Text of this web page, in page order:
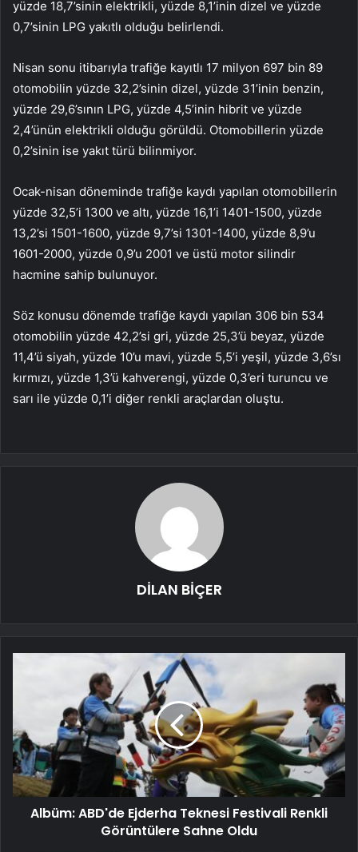
yüzde 18,7’sinin elektrikli, yüzde 8,1’inin dizel ve yüzde
0,7’sinin LPG yakıtlı olduğu belirlendi.
Nisan sonu itibarıyla trafiğe kayıtlı 17 milyon 697 bin 89
otomobilin yüzde 32,2’sinin dizel, yüzde 31’inin benzin,
yüzde 29,6’sının LPG, yüzde 4,5’inin hibrit ve yüzde
2,4’ünün elektrikli olduğu görüldü. Otomobillerin yüzde
0,2’sinin ise yakıt türü bilinmiyor.
Ocak-nisan döneminde trafiğe kaydı yapılan otomobillerin
yüzde 32,5’i 1300 ve altı, yüzde 16,1’i 1401-1500, yüzde
13,2’si 1501-1600, yüzde 9,7’si 1301-1400, yüzde 8,9’u
1601-2000, yüzde 0,9’u 2001 ve üstü motor silindir
hacmine sahip bulunuyor.
Söz konusu dönemde trafiğe kaydı yapılan 306 bin 534
otomobilin yüzde 42,2’si gri, yüzde 25,3’ü beyaz, yüzde
11,4’ü siyah, yüzde 10’u mavi, yüzde 5,5’i yeşil, yüzde 3,6’sı
kırmızı, yüzde 1,3’ü kahverengi, yüzde 0,3’eri turuncu ve
sarı ile yüzde 0,1’i diğer renkli araçlardan oluştu.
DİLAN BİÇER
Albüm: ABD'de Ejderha Teknesi Festivali Renkli
Görüntülere Sahne Oldu